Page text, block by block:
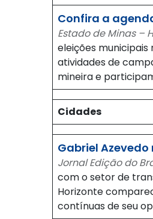
Confira a
Estado de Minas –
eleições
atividades de
mineira e
Cidades
Gabriel
Jornal Edição do
com o setor de
Horizonte
contínuas de seu